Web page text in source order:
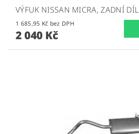
VÝFUK NISSAN MICRA, ZADNÍ DÍL
1 685,95 Kč bez DPH
2 040 Kč